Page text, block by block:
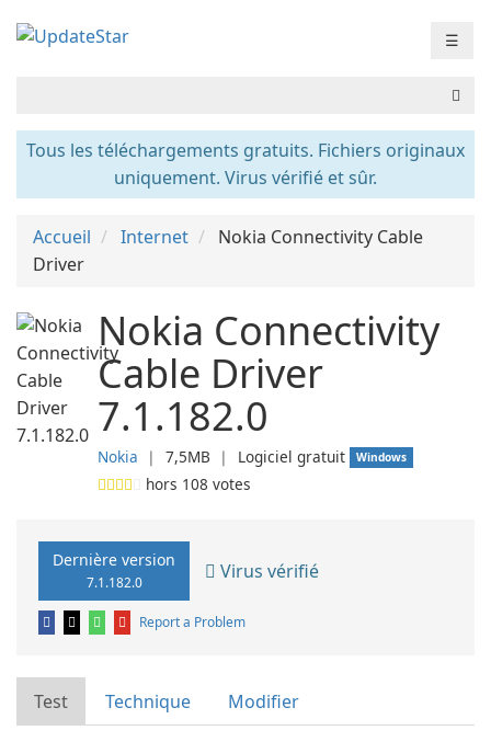
☰
Tous les téléchargements gratuits. Fichiers originaux
uniquement. Virus vérifié et sûr.
Accueil Internet
Nokia Connectivity Cable
Driver
Nokia Connectivity
Cable Driver
7.1.182.0
Nokia ❘ 7,5MB ❘ Logiciel gratuit Windows
hors 108 votes
Dernière version
7.1.182.0 Virus vérifié
Report a Problem
Test Technique Modifier